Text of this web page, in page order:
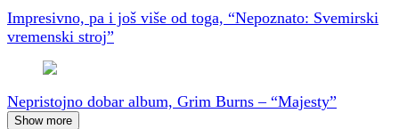
Impresivno, pa i još više od toga, “Nepoznato: Svemirski
vremenski stroj”
Nepristojno dobar album, Grim Burns – “Majesty”
Show more